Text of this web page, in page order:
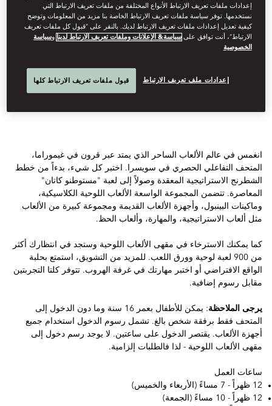
View All
غيموراما، متحف الألعاب
انغمس في عالم الألعاب الساحر الذي يمتد عبر قرون في غيموراما،
المتحف التفاعلي الحصري في سويسرا. اختبر كل شيء، بدءاً من خطط
الشطرنج الاستراتيجية المعقدة وصولاً إلى لعبة "مستوطنو كاتان"
المعاصرة. تتضمن المجموعة الواسعة الألعاب اللوحية الكلاسيكية،
وماكينات البينبول، وأجهزة الألعاب القديمة ومجموعة كبيرة من الألعاب
مثل ألعاب الاستراتيجية، والمهارة، وألعاب الحظ.
كما يمكنك الاسترخاء في مقهى الألعاب اللوحية وستجد في انتظارك أكثر
من 900 لعبة لوحية وورق اللعب. للمزيد من التشويق، استمتع بحلبة
الواقع الافتراضي أو اختبر مهارتك في غرفة الهروب. تتوفر كلتا التجربتين
مقابل رسوم إضافية.
يرجى الملاحظة
: يمكن للأطفال بعمر 16 سنة وما دون الدخول إلى
المتحف فقط برفقة شخص بالغ. تشمل رسوم الدخول استخدام جميع
أجهزة الألعاب. يقتصر الدخول على ساعتين. لا يوجد رسم دخول إلى
مقهى الألعاب اللوحية - لذا فالطلبات إلزامية.
ساعات العمل
12 ظهراً - 7 مساءً (الأربعاء والخميس)
12 ظهراً - 10 مساءً (الجمعة)
إعدادات ملفات تعريف الارتباط الأنواع المختلفة من ملفات تعريف الارتباط التي
نستخدمها. توفر سياسة ملفات تعريف الارتباط الخاصة بنا مزيد من المعلومات وتوضح
كيفية تعديل إعدادات ملفات تعريف الارتباط لديك. بالنقر على “قبول كل ملفات تعريف
الارتباط”، أنت توافق علىسياسة& الإعلانات وملفات تعريف الارتباط لدينا وسياسة
الخصوصية
إعدادات ملف تعريف الارتباط قبول ملفات تعريف الارتباط كلها